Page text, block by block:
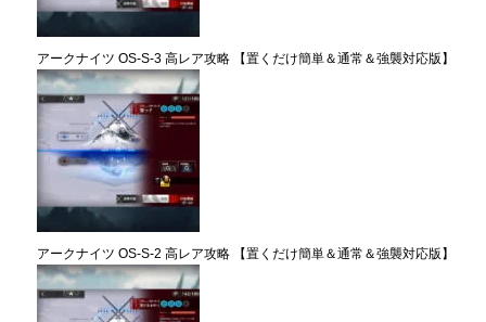
アークナイツ OS-S-3 高レア攻略 【置くだけ簡単＆通常＆強襲対応版】
アークナイツ OS-S-2 高レア攻略 【置くだけ簡単＆通常＆強襲対応版】